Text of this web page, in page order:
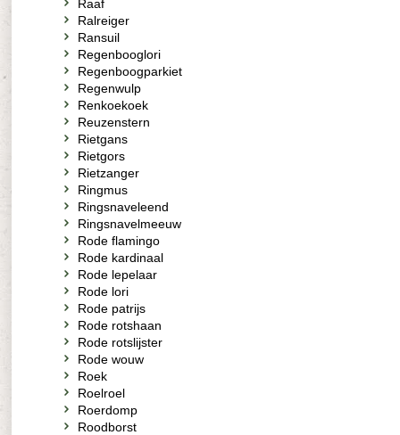
Raaf
Ralreiger
Ransuil
Regenbooglori
Regenboogparkiet
Regenwulp
Renkoekoek
Reuzenstern
Rietgans
Rietgors
Rietzanger
Ringmus
Ringsnaveleend
Ringsnavelmeeuw
Rode flamingo
Rode kardinaal
Rode lepelaar
Rode lori
Rode patrijs
Rode rotshaan
Rode rotslijster
Rode wouw
Roek
Roelroel
Roerdomp
Roodborst